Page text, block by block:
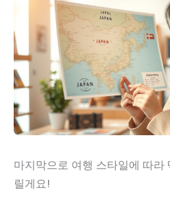
마지막으로 여행 스타일에 따라
릴게요!